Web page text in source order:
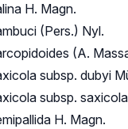
H. Magn.
(Pers.) Nyl.
(A.
subsp. dubyi
subsp.
H. Magn.